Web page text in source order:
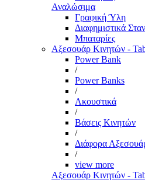
Αναλώσιμα
Γραφική Ύλη
Διαφημιστικά
Μπαταρίες
Αξεσουάρ Κινητών -
Power Bank
/
Power Banks
/
Ακουστικά
/
Βάσεις Κινητών
/
Διάφορα
/
view more
Αξεσουάρ Κινητών -